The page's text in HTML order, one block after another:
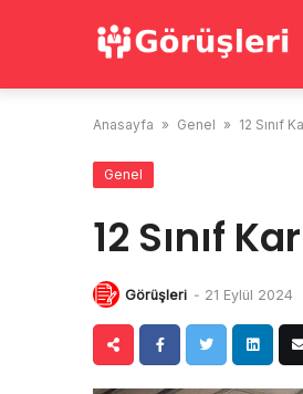
Anasayfa » Genel » 12 Sınıf
Genel
12 Sınıf
Görüşleri - 21 Eylül 2024